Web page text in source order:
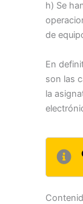
h) Se
de
En
son las
la